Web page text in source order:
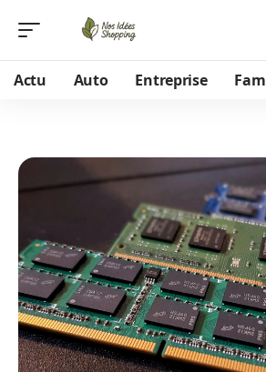
Actu Auto Entreprise